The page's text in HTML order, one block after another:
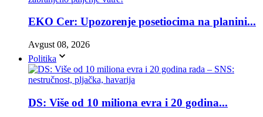
EKO Cer: Upozorenje posetiocima na planini...
Avgust 08, 2026
Politika
DS: Više od 10 miliona evra i 20 godina...